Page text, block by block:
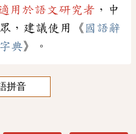
用於語文研究者 ，中
，建議使用《 國語辭
典》。
拼音